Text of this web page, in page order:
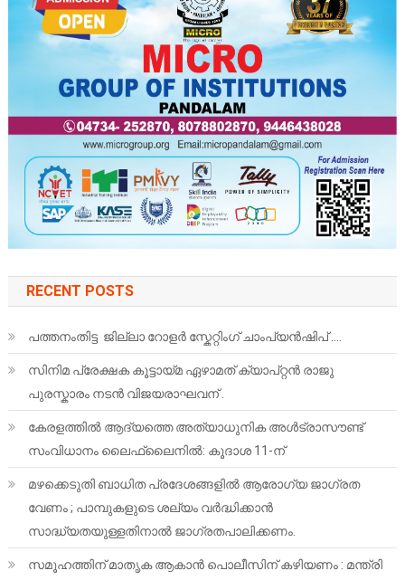
RECENT POSTS
പത്തനംതിട്ട ജില്ലാ റോളർ സ്കേറ്റിംഗ് ചാംപ്യൻഷിപ് ….
സിനിമ പ്രേക്ഷക കൂട്ടായ്മ ഏഴാമത് ക്യാപ്റ്റൻ രാജു
പുരസ്കാരം നടൻ വിജയരാഘവന് .
കേരളത്തിൽ ആദ്യത്തെ അത്യാധുനിക അൾട്രാസൗണ്ട്
സംവിധാനം ലൈഫ്‌ലൈനിൽ: കൂദാശ 11-ന്
മഴക്കെടുതി ബാധിത പ്രദേശങ്ങളിൽ ആരോഗ്യ ജാഗ്രത
വേണം ; പാമ്പുകളുടെ ശല്യം വർദ്ധിക്കാൻ
സാദ്ധ്യതയുള്ളതിനാൽ ജാഗ്രതപാലിക്കണം.
സമൂഹത്തിന് മാതൃക ആകാൻ പൊലീസിന് കഴിയണം : മന്ത്രി